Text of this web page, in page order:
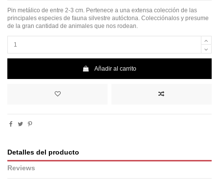
Pin metálico de entre 2-3 cm. Pertenece a una extensa colección de las
principales especies de fauna silvestre autóctona. Colecciónalos y presume
de la gran cantidad de animales que nos rodean.
Añadir al carrito
Detalles del producto
Reviews